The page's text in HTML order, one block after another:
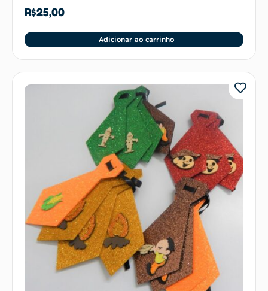
R$25,00
Adicionar ao carrinho